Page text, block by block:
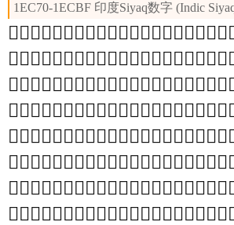
1EC70-1ECBF 印度Siyaq数字 (Indic
𞰊
𞰋
𞰌
𞰍
𞰎
𞰏
𞰐
𞰑
𞰒
𞰓
𞰔
𞰕
𞰖
𞰗
𞰘
𞰙
𞰚
𞰛
𞰜
𞰝
𞰨
𞰩
𞰪
𞰫
𞰬
𞰭
𞰮
𞰯
𞰰
𞰱
𞰲
𞰳
𞰴
𞰵
𞰶
𞰷
𞰸
𞰹
𞰺
𞰻
𞱆
𞱇
𞱈
𞱉
𞱊
𞱋
𞱌
𞱍
𞱎
𞱏
𞱐
𞱑
𞱒
𞱓
𞱔
𞱕
𞱖
𞱗
𞱘
𞱙
𞱤
𞱥
𞱦
𞱧
𞱨
𞱩
𞱪
𞱫
𞱬
𞱭
𞱮
𞱯
𞱰
𞱱
𞱲
𞱳
𞱴
𞱵
𞱶
𞱷
𞲂
𞲃
𞲄
𞲅
𞲆
𞲇
𞲈
𞲉
𞲊
𞲋
𞲌
𞲍
𞲎
𞲏
𞲐
𞲑
𞲒
𞲓
𞲔
𞲕
𞲠
𞲡
𞲢
𞲣
𞲤
𞲥
𞲦
𞲧
𞲨
𞲩
𞲪
𞲫
𞲬
𞲭
𞲮
𞲯
𞲰
𞲱
𞲲
𞲳
𞲾
𞲿
𞳀
𞳁
𞳂
𞳃
𞳄
𞳅
𞳆
𞳇
𞳈
𞳉
𞳊
𞳋
𞳌
𞳍
𞳎
𞳏
𞳐
𞳑
𞳜
𞳝
𞳞
𞳟
𞳠
𞳡
𞳢
𞳣
𞳤
𞳥
𞳦
𞳧
𞳨
𞳩
𞳪
𞳫
𞳬
𞳭
𞳮
𞳯